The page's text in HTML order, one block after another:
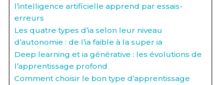
l’intelligence artificielle apprend par essais-
erreurs
Les quatre types d’ia selon leur niveau
d’autonomie : de l’ia faible à la super ia
Deep learning et ia générative : les évolutions de
l’apprentissage profond
Comment choisir le bon type d’apprentissage